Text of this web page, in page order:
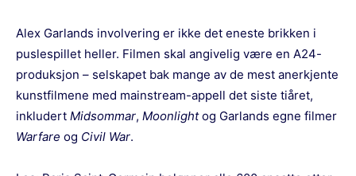
Alex Garlands involvering er ikke det eneste brikken i
puslespillet heller. Filmen skal angivelig være en A24-
produksjon – selskapet bak mange av de mest anerkjente
kunstfilmene med mainstream-appell det siste tiåret,
inkludert Midsommar, Moonlightog Garlands egne filmer
Warfare og Civil War.